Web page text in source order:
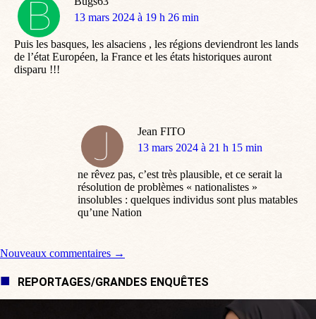
dit
13 mars 2024 à 19 h 26 min
Puis les basques, les alsaciens , les régions deviendront les lands
de l’état Européen, la France et les états historiques auront
disparu !!!
Jean FITO
dit
13 mars 2024 à 21 h 15 min
ne rêvez pas, c’est très plausible, et ce serait la
résolution de problèmes « nationalistes »
insolubles : quelques individus sont plus matables
qu’une Nation
Navigation de commentaire
Nouveaux commentaires →
REPORTAGES/GRANDES ENQUÊTES